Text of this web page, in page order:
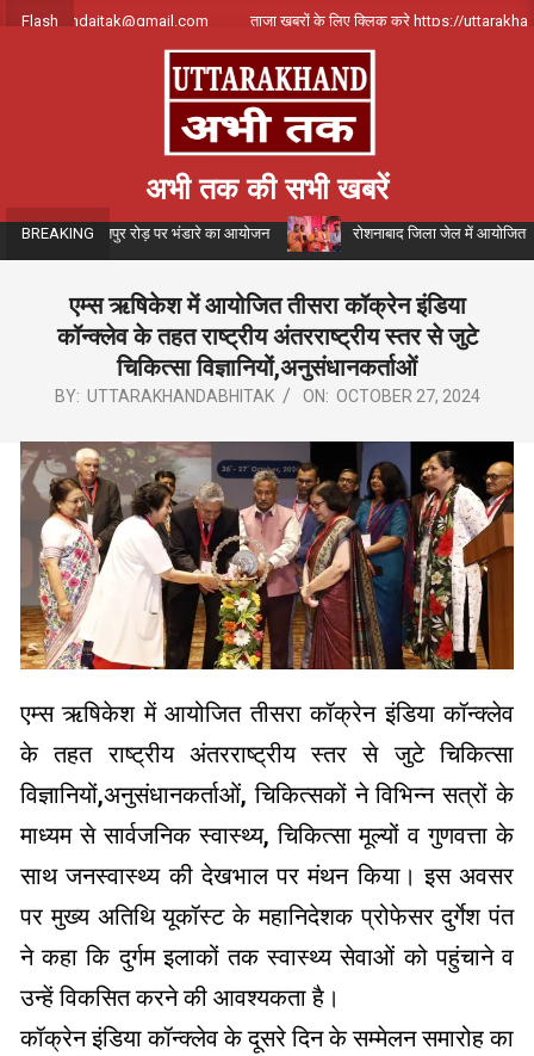
SkipFlash ताजा खबरों के लिए क्लिक करे https://
अभी तक की सभी खबरें
BREAKING
जगजीतपुर रोड़ पर भंडारे का आयोजन रोशनाबाद जिला जेल में आयोजित संगीतमय
एम्स ऋषिकेश में आयोजित तीसरा कॉक्रेन इंडिया
कॉन्क्लेव के तहत राष्ट्रीय अंतरराष्ट्रीय स्तर से जुटे
चिकित्सा विज्ञानियों,अनुसंधानकर्ताओं
BY: UTTARAKHANDABHITAK ON: OCTOBER 27, 2024
एम्स ऋषिकेश में आयोजित तीसरा कॉक्रेन इंडिया कॉन्क्लेव
के तहत राष्ट्रीय अंतरराष्ट्रीय स्तर से जुटे चिकित्सा
विज्ञानियों,अनुसंधानकर्ताओं, चिकित्सकों ने विभिन्न सत्रों के
माध्यम से सार्वजनिक स्वास्थ्य, चिकित्सा मूल्यों व गुणवत्ता के
साथ जनस्वास्थ्य की देखभाल पर मंथन किया। इस अवसर
पर मुख्य अतिथि यूकॉस्ट के महानिदेशक प्रोफेसर दुर्गेश पंत
ने कहा कि दुर्गम इलाकों तक स्वास्थ्य सेवाओं को पहुंचाने व
उन्हें विकसित करने की आवश्यकता है।
कॉक्रेन इंडिया कॉन्क्लेव के दूसरे दिन के सम्मेलन समारोह का